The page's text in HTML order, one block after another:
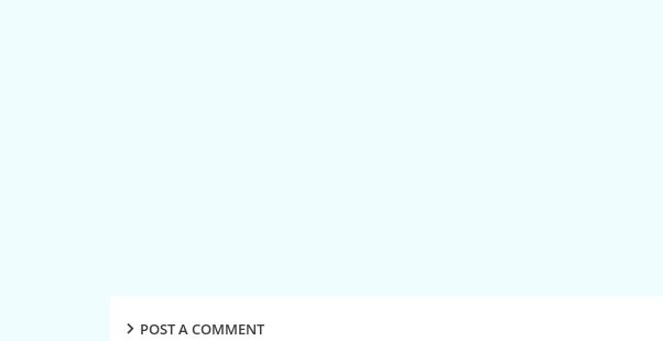
POST A COMMENT